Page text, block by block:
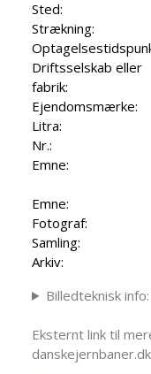
Sted:
Strækning:
Driftsselskab eller
fabrik:
Ejendomsmærke:
Litra:
Nr.:
Emne:
Emne:
Fotograf:
Samling:
Arkiv:
Billedteknisk info:
Eksternt link til